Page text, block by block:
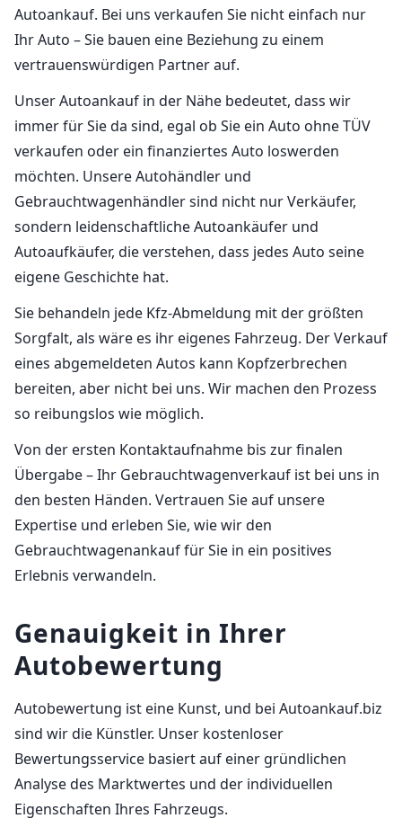
Autoankauf. Bei uns verkaufen Sie nicht einfach nur
Ihr Auto – Sie bauen eine Beziehung zu einem
vertrauenswürdigen Partner auf.
Unser Autoankauf in der Nähe bedeutet, dass wir
immer für Sie da sind, egal ob Sie ein Auto ohne TÜV
verkaufen oder ein finanziertes Auto loswerden
möchten. Unsere Autohändler und
Gebrauchtwagenhändler sind nicht nur Verkäufer,
sondern leidenschaftliche Autoankäufer und
Autoaufkäufer, die verstehen, dass jedes Auto seine
eigene Geschichte hat.
Sie behandeln jede Kfz-Abmeldung mit der größten
Sorgfalt, als wäre es ihr eigenes Fahrzeug. Der Verkauf
eines abgemeldeten Autos kann Kopfzerbrechen
bereiten, aber nicht bei uns. Wir machen den Prozess
so reibungslos wie möglich.
Von der ersten Kontaktaufnahme bis zur finalen
Übergabe – Ihr Gebrauchtwagenverkauf ist bei uns in
den besten Händen. Vertrauen Sie auf unsere
Expertise und erleben Sie, wie wir den
Gebrauchtwagenankauf für Sie in ein positives
Erlebnis verwandeln.
Genauigkeit in Ihrer
Autobewertung
Autobewertung ist eine Kunst, und bei Autoankauf.biz
sind wir die Künstler. Unser kostenloser
Bewertungsservice basiert auf einer gründlichen
Analyse des Marktwertes und der individuellen
Eigenschaften Ihres Fahrzeugs.